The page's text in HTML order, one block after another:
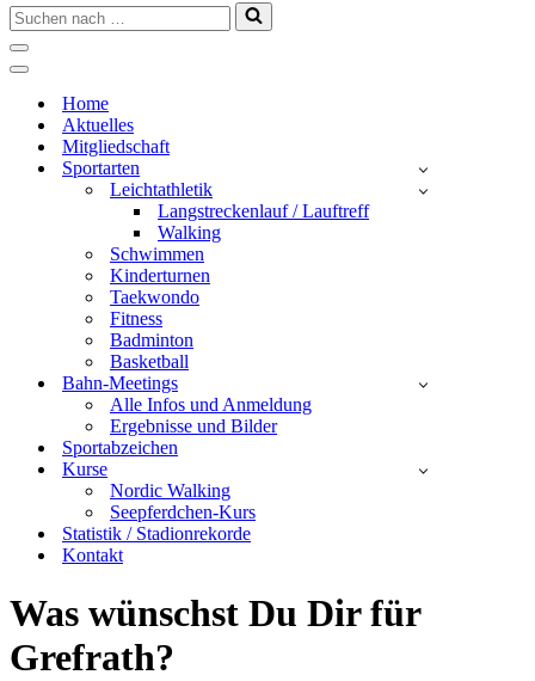
Suchen
nach …
Navigationsmenü
Navigationsmenü
Home
Aktuelles
Mitgliedschaft
Sportarten
Leichtathletik
Langstreckenlauf / Lauftreff
Walking
Schwimmen
Kinderturnen
Taekwondo
Fitness
Badminton
Basketball
Bahn-Meetings
Alle Infos und Anmeldung
Ergebnisse und Bilder
Sportabzeichen
Kurse
Nordic Walking
Seepferdchen-Kurs
Statistik / Stadionrekorde
Kontakt
Was wünschst Du Dir für
Grefrath?